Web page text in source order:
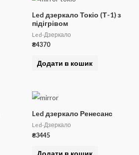
Led дзеркало Токіо (Т-1) з
підігрівом
Led-Дзеркало
₴4370
Додати в кошик
Led дзеркало Ренесанс
Led-Дзеркало
₴3445